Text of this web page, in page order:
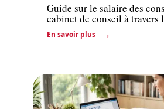
Guide sur le salaire des
cabinet de conseil à travers
En savoir plus